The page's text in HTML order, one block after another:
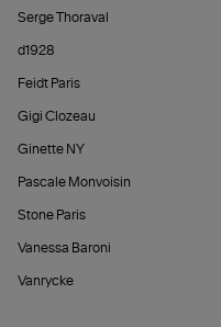
Serge Thoraval
d1928
Feidt Paris
Gigi Clozeau
Ginette NY
Pascale Monvoisin
Stone Paris
Vanessa Baroni
Vanrycke